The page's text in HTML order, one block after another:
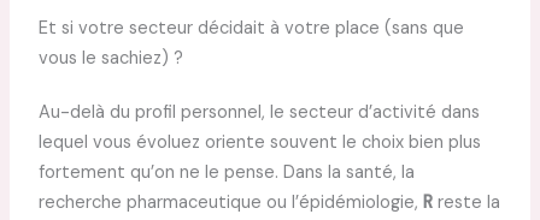
Et si votre secteur décidait à votre place (sans que
vous le sachiez) ?
Au-delà du profil personnel, le secteur d’activité dans
lequel vous évoluez oriente souvent le choix bien plus
fortement qu’on ne le pense. Dans la santé, la
recherche pharmaceutique ou l’épidémiologie, Rreste la